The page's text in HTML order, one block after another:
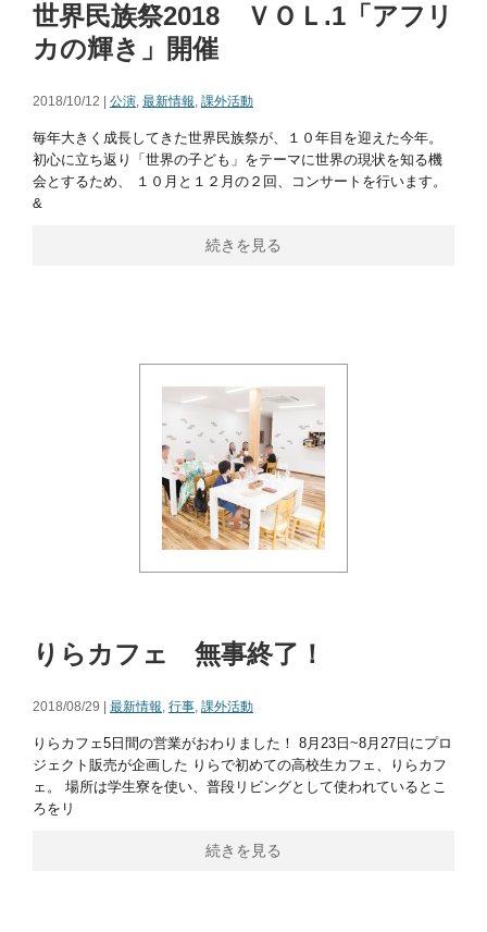
世界民族祭2018 ＶＯＬ.1「アフリ
カの輝き」開催
2018/10/12 | 公演, 最新情報, 課外活動
毎年大きく成長してきた世界民族祭が、１０年目を迎えた今年。
初心に立ち返り「世界の子ども」をテーマに世界の現状を知る機
会とするため、 １０月と１２月の２回、コンサートを行います。
&
続きを見る
りらカフェ 無事終了！
2018/08/29 | 最新情報, 行事, 課外活動
りらカフェ5日間の営業がおわりました！ 8月23日~8月27日にプロ
ジェクト販売が企画した りらで初めての高校生カフェ、りらカフ
ェ。 場所は学生寮を使い、普段リビングとして使われているとこ
ろをリ
続きを見る